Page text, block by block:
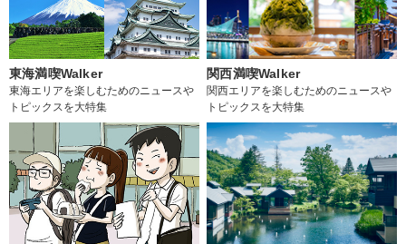
東海満喫Walker
東海エリアを楽しむためのニュースや
トピックスを大特集
関西満喫Walker
関西エリアを楽しむためのニュースや
トピックスを大特集